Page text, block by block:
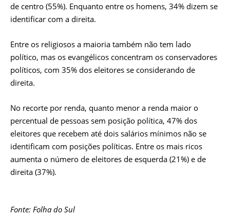
de centro (55%). Enquanto entre os homens, 34% dizem se
identificar com a direita.
Entre os religiosos a maioria também não tem lado
político, mas os evangélicos concentram os conservadores
políticos, com 35% dos eleitores se considerando de
direita.
No recorte por renda, quanto menor a renda maior o
percentual de pessoas sem posição política, 47% dos
eleitores que recebem até dois salários mínimos não se
identificam com posições políticas. Entre os mais ricos
aumenta o número de eleitores de esquerda (21%) e de
direita (37%).
Fonte: Folha do Sul